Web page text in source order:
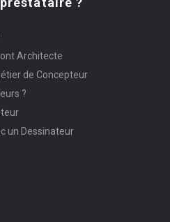
Architecte
de Concepteur
?
un Dessinateur